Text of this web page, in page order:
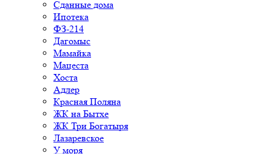
Сданные дома
Ипотека
ФЗ-214
Дагомыс
Мамайка
Мацеста
Хоста
Адлер
Красная Поляна
ЖК на Бытхе
ЖК Три Богатыря
Лазаревское
У моря